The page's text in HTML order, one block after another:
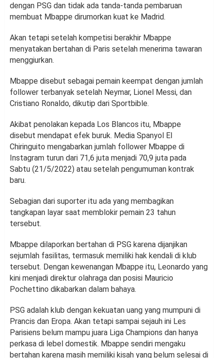
dengan PSG dan tidak ada tanda-tanda pembaruan
membuat Mbappe dirumorkan kuat ke Madrid.
Akan tetapi setelah kompetisi berakhir Mbappe
menyatakan bertahan di Paris setelah menerima tawaran
menggiurkan.
Mbappe disebut sebagai pemain keempat dengan jumlah
follower terbanyak setelah Neymar, Lionel Messi, dan
Cristiano Ronaldo, dikutip dari Sportbible.
Akibat penolakan kepada Los Blancos itu, Mbappe
disebut mendapat efek buruk. Media Spanyol El
Chiringuito mengabarkan jumlah follower Mbappe di
Instagram turun dari 71,6 juta menjadi 70,9 juta pada
Sabtu (21/5/2022) atau setelah pengumuman kontrak
baru.
Sebagian dari suporter itu ada yang membagikan
tangkapan layar saat memblokir pemain 23 tahun
tersebut.
Mbappe dilaporkan bertahan di PSG karena dijanjikan
sejumlah fasilitas, termasuk memiliki hak kendali di klub
tersebut. Dengan kewenangan Mbappe itu, Leonardo yang
kini menjadi direktur olahraga dan posisi Mauricio
Pochettino dikabarkan dalam bahaya.
PSG adalah klub dengan kekuatan uang yang mumpuni di
Prancis dan Eropa. Akan tetapi sampai sejauh ini Les
Parisiens belum mampu juara Liga Champions dan hanya
perkasa di lebel domestik. Mbappe sendiri mengaku
bertahan karena masih memiliki kisah yang belum selesai di